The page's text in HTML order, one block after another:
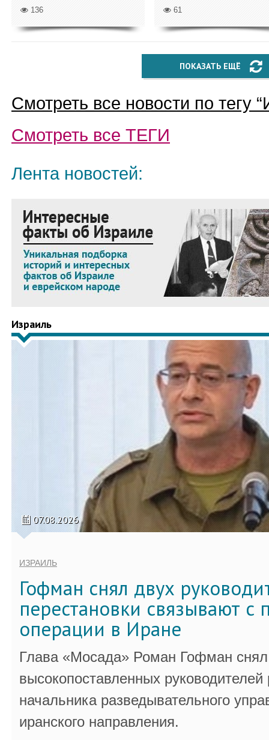
136 61
ПОКАЗАТЬ ЕЩЁ
Смотреть все новости по тегу “
Смотреть все ТЕГИ
Лента новостей:
Израиль
07.08.2026
ИЗРАИЛЬ
Гофман снял двух
перестановки связывают с
операции в Иране
Глава «Мосада» Роман Гофман снял
высокопоставленных
начальника разведывательного
иранского направления.